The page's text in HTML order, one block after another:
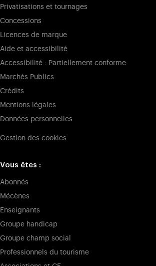
Privatisations et tournages
Concessions
Licences de marque
Aide et accessibilité
Accessibilité : Partiellement conforme
Marchés Publics
Crédits
Mentions légales
Données personnelles
Gestion des cookies
Vous êtes :
Abonnés
Mécènes
Enseignants
Groupe handicap
Groupe champ social
Professionnels du tourisme